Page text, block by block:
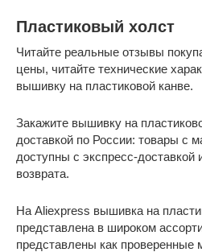
Пластиковый холст
Читайте реальные отзывы
цены, читайте технические
вышивку на пластиковой канве.
Закажите вышивку на
доставкой по России: товары с
доступны с экспресс-доставкой
возврата.
На Aliexpress вышивка на
представлена в широком
представлены как проверенные